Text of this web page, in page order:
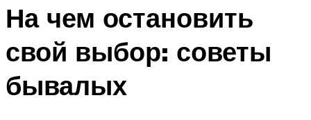
На чем остановить
свой выбор: советы
бывалых